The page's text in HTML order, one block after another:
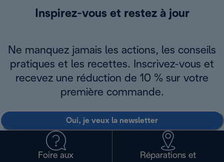
Inspirez-vous et restez à jour
Ne manquez jamais les actions, les conseils
pratiques et les recettes. Inscrivez-vous et
recevez une réduction de 10 % sur votre
première commande.
Oui, je veux la newsletter
Foire aux
Réparations et